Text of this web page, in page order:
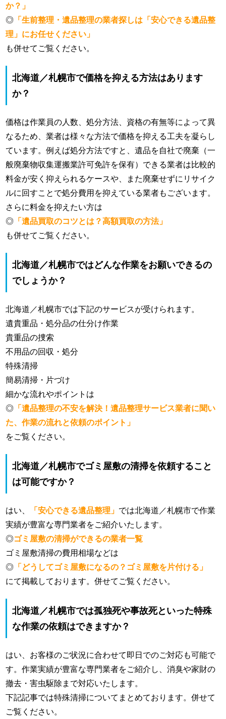
か？」
◎ 「生前整理・遺品整理の業者探しは「安心できる遺品整
理」にお任せください」
も併せてご覧ください。
北海道／札幌市で価格を抑える方法はあります
か？
価格は作業員の人数、処分方法、資格の有無等によって異
なるため、業者は様々な方法で価格を抑える工夫を凝らし
ています。例えば処分方法ですと、遺品を自社で廃棄（一
般廃棄物収集運搬業許可免許を保有）できる業者は比較的
料金が安く抑えられるケースや、また廃棄せずにリサイク
ルに回すことで処分費用を抑えている業者もございます。
さらに料金を抑えたい方は
◎ 「遺品買取のコツとは？高額買取の方法」
も併せてご覧ください。
北海道／札幌市ではどんな作業をお願いできるの
でしょうか？
北海道／札幌市では下記のサービスが受けられます。
遺貴重品・処分品の仕分け作業
貴重品の捜索
不用品の回収・処分
特殊清掃
簡易清掃・片づけ
細かな流れやポイントは
◎ 「遺品整理の不安を解決！遺品整理サービス業者に聞い
た、作業の流れと依頼のポイント」
をご覧ください。
北海道／札幌市でゴミ屋敷の清掃を依頼すること
は可能ですか？
はい、 「安心できる遺品整理」 では北海道／札幌市で作業
実績が豊富な専門業者をご紹介いたします。
◎ゴミ屋敷の清掃ができるの業者一覧
ゴミ屋敷清掃の費用相場などは
◎ 「どうしてゴミ屋敷になるの？ゴミ屋敷を片付ける」
にて掲載しております。併せてご覧ください。
北海道／札幌市では孤独死や事故死といった特殊
な作業の依頼はできますか？
はい、お客様のご状況に合わせて即日でのご対応も可能で
す。作業実績が豊富な専門業者をご紹介し、消臭や家財の
撤去・害虫駆除まで対応いたします。
下記記事では特殊清掃についてまとめております。併せて
ご覧ください。